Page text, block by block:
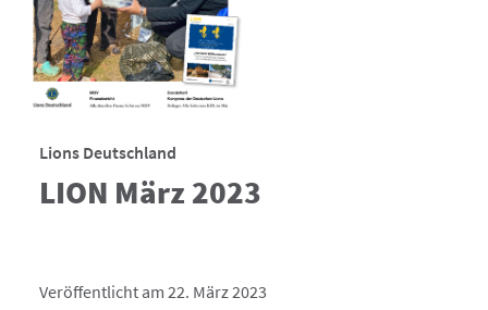
Lions Deutschland
LION März 2023
Veröffentlicht am 22. März 2023